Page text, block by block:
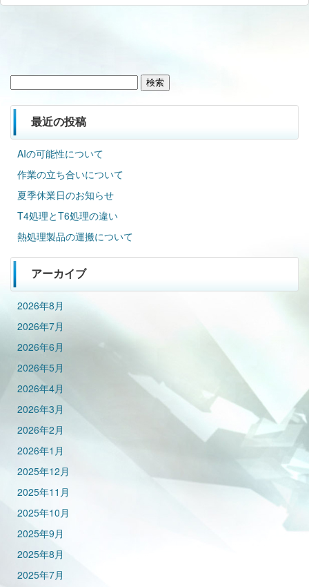
最近の投稿
AIの可能性について
作業の立ち合いについて
夏季休業日のお知らせ
T4処理とT6処理の違い
熱処理製品の運搬について
アーカイブ
2026年8月
2026年7月
2026年6月
2026年5月
2026年4月
2026年3月
2026年2月
2026年1月
2025年12月
2025年11月
2025年10月
2025年9月
2025年8月
2025年7月